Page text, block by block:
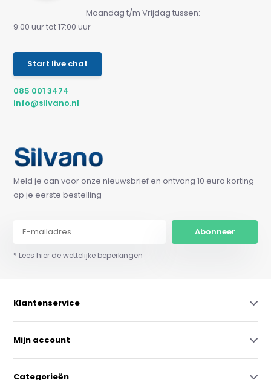
Maandag t/m Vrijdag tussen:
9:00 uur tot 17:00 uur
Start live chat
085 001 3474
info@silvano.nl
Meld je aan voor onze nieuwsbrief en ontvang 10 euro korting
op je eerste bestelling
Abonneer
* Lees hier de wettelijke beperkingen
Klantenservice
Mijn account
Categorieën